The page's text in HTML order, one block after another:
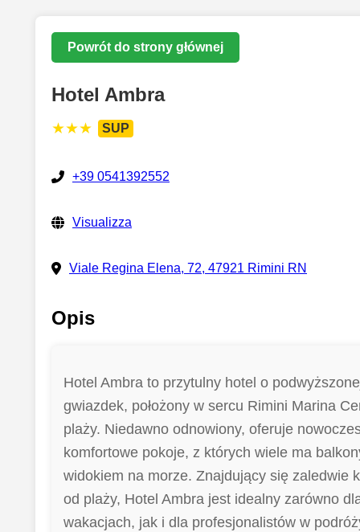
Powrót do strony głównej
Hotel Ambra
★★★ SUP
+39 0541392552
Visualizza
Viale Regina Elena, 72, 47921 Rimini RN
Opis
Hotel Ambra to przytulny hotel o
gwiazdek, położony w sercu Rimini Marina
plaży. Niedawno odnowiony, oferuje
komfortowe pokoje, z których wiele ma
widokiem na morze. Znajdujący się zaledwie
od plaży, Hotel Ambra jest idealny zarówno
wakacjach, jak i dla profesjonalistów w